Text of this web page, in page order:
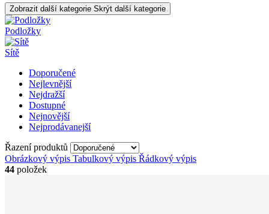
Zobrazit další kategorie Skrýt další kategorie
Podložky
Sítě
Doporučené
Nejlevnější
Nejdražší
Dostupné
Nejnovější
Nejprodávanejší
Řazení produktů
Obrázkový výpis Tabulkový výpis Řádkový výpis
44 položek